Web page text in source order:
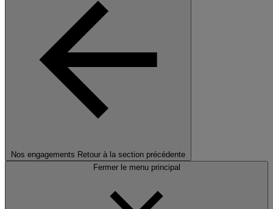
Nos engagements Retour à la section précédente
Fermer le menu principal